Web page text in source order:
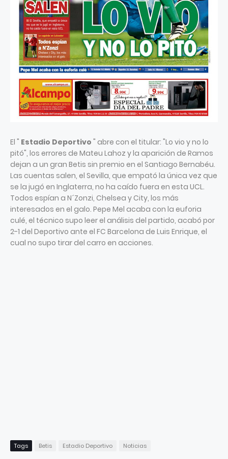
El " Estadio Deportivo " abre con el titular: "Lo vio y no lo
pitó", los errores de Mateu Lahoz y la aparición de Ramos
dejan a un gran Betis sin premio en el Santiago Bernabéu.
Las cuentas salen, el Sevilla, que empató la única vez que
se la jugó en Inglaterra, no ha caído fuera en esta UCL.
Todos espían a N´Zonzi, Chelsea y City, los más
interesados en el galo. Pepe Mel acaba con la euforia
culé, el técnico supo leer el análisis del partido, acabó por
2-1 del Deportivo ante el FC Barcelona de Luis Enrique, el
cual no supo tirar del carro en acciones.
Tags Betis Estadio Deportivo Noticias